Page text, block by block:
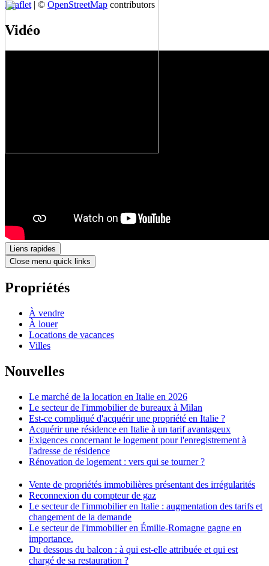
Leaflet | © OpenStreetMap contributors
Vidéo
Liens rapides
Close menu quick links
Propriétés
À vendre
À louer
Locations de vacances
Villes
Nouvelles
Le marché de la location en Italie en 2026
Le secteur de l'immobilier de bureaux à Milan
Est-ce compliqué d'acquérir une propriété en Italie ?
Acquérir une résidence en Italie à un tarif avantageux
Exigences concernant le logement pour l'enregistrement à
l'adresse de résidence
Rénovation de logement : vers qui se tourner ?
Vente de propriétés immobilières présentant des irrégularités
Reconnexion du compteur de gaz
Le secteur de l'immobilier en Italie : augmentation des tarifs et
changement de la demande
Le secteur de l'immobilier en Émilie-Romagne gagne en
importance.
Du dessous du balcon : à qui est-elle attribuée et qui est
chargé de sa restauration ?